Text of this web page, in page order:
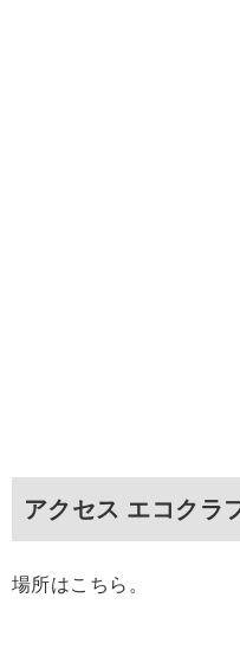
アクセス エコクラ
場所はこちら。